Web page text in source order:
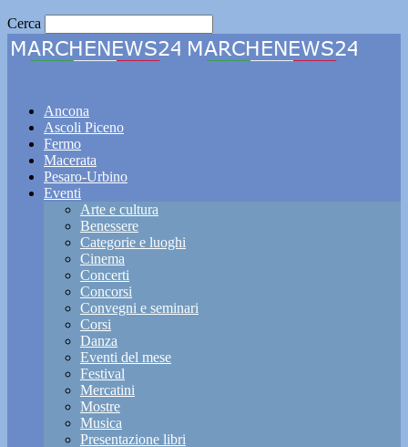
Cerca
Ancona
Ascoli Piceno
Fermo
Macerata
Pesaro-Urbino
Eventi
Arte e cultura
Benessere
Categorie e luoghi
Cinema
Concerti
Concorsi
Convegni e seminari
Corsi
Danza
Eventi del mese
Festival
Mercatini
Mostre
Musica
Presentazione libri